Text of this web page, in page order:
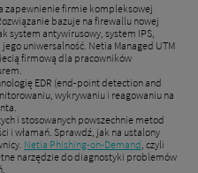
zapewnienie firmie kompleksowej
bazuje na firewallu nowej
system antywirusowy, system IPS,
uniwersalność. Netia Managed UTM
firmową dla pracowników
EDR (end-point detection and
wykrywaniu i reagowaniu na
i stosowanych powszechnie metod
i włamań. Sprawdź, jak na ustalony
Netia Phishing-on-Demand , czyli
narzędzie do diagnostyki problemów